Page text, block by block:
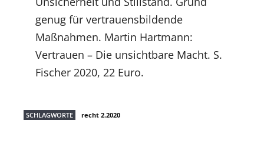
genug für vertrauensbildende
Maßnahmen. Martin Hartmann:
Vertrauen – Die unsichtbare Macht. S.
Fischer 2020, 22 Euro.
SCHLAGWORTE recht 2.2020